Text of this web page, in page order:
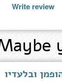
Write review